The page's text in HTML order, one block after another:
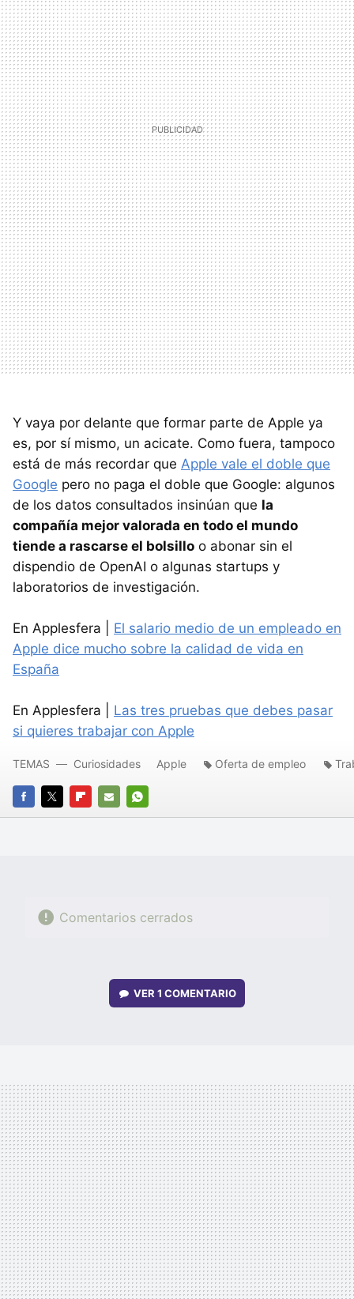
Y vaya por delante que formar parte de Apple ya
es, por sí mismo, un acicate. Como fuera, tampoco
está de más recordar que Apple vale el doble que
Google pero no paga el doble que Google: algunos
de los datos consultados insinúan que la
compañía mejor valorada en todo el mundo
tiende a rascarse el bolsillo o abonar sin el
dispendio de OpenAI o algunas startups y
laboratorios de investigación.
En Applesfera | El salario medio de un empleado en
Apple dice mucho sobre la calidad de vida en
España
En Applesfera | Las tres pruebas que debes pasar
si quieres trabajar con Apple
FACEBOOK
TWITTERFLIPBOARD
E-
WHATSAPP
TEMAS Curiosidades Apple Oferta de empleo
Comentarios cerrados
VER 1 COMENTARIO